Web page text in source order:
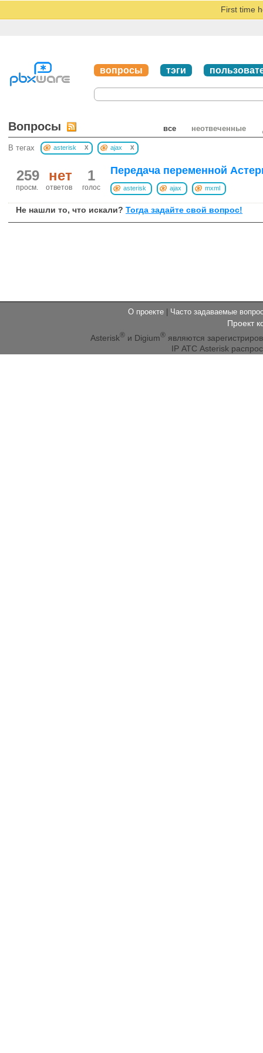
First time
вопросы тэги
все неотвеченные
Вопросы
В тегах asterisk x ajax x
1
голос
нет
ответов
259
просм.
Передача переменной
asterisk ajax mxml
Не нашли то, что искали? Тогда задайте свой вопрос!
О проекте | Часто задаваемые
Проект
Asterisk®и Digium®являются
IP АТС Asterisk